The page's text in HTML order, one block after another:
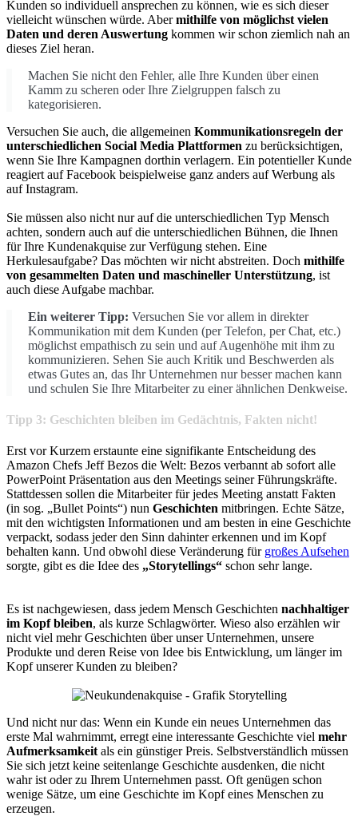
Kunden so individuell ansprechen zu können, wie es sich dieser
vielleicht wünschen würde. Abermithilfe von möglichst vielen
Daten und deren Auswertung kommen wir schon ziemlich nah an
dieses Ziel heran.
Machen Sie nicht den Fehler, alle Ihre Kunden über einen
Kamm zu scheren oder Ihre Zielgruppen falsch zu
kategorisieren.
Versuchen Sie auch, die allgemeinen Kommunikationsregeln der
unterschiedlichen Social Media Plattformen zu berücksichtigen,
wenn Sie Ihre Kampagnen dorthin verlagern. Ein potentieller Kunde
reagiert auf Facebook beispielweise ganz anders auf Werbung als
auf Instagram.
Sie müssen also nicht nur auf die unterschiedlichen Typ Mensch
achten, sondern auch auf die unterschiedlichen Bühnen, die Ihnen
für Ihre Kundenakquise zur Verfügung stehen. Eine
Herkulesaufgabe? Das möchten wir nicht abstreiten. Doch mithilfe
von gesammelten Daten und maschineller Unterstützung, ist
auch diese Aufgabe machbar.
Ein weiterer Tipp: Versuchen Sie vor allem in direkter
Kommunikation mit dem Kunden (per Telefon, per Chat, etc.)
möglichst empathisch zu sein und auf Augenhöhe mit ihm zu
kommunizieren. Sehen Sie auch Kritik und Beschwerden als
etwas Gutes an, das Ihr Unternehmen nur besser machen kann
und schulen Sie Ihre Mitarbeiter zu einer ähnlichen Denkweise.
Tipp 3: Geschichten bleiben im Gedächtnis, Fakten nicht!
Erst vor Kurzem erstaunte eine signifikante Entscheidung des
Amazon Chefs Jeff Bezos die Welt: Bezos verbannt ab sofort alle
PowerPoint Präsentation aus den Meetings seiner Führungskräfte.
Stattdessen sollen die Mitarbeiter für jedes Meeting anstatt Fakten
(in sog. „Bullet Points“) nun Geschichten mitbringen. Echte Sätze,
mit den wichtigsten Informationen und am besten in eine Geschichte
verpackt, sodass jeder den Sinn dahinter erkennen und im Kopf
behalten kann. Und obwohl diese Veränderung für großes Aufsehen
sorgte, gibt es die Idee des „Storytellings“ schon sehr lange.
Es ist nachgewiesen, dass jedem Mensch Geschichten nachhaltiger
im Kopf bleiben, als kurze Schlagwörter. Wieso also erzählen wir
nicht viel mehr Geschichten über unser Unternehmen, unsere
Produkte und deren Reise von Idee bis Entwicklung, um länger im
Kopf unserer Kunden zu bleiben?
Und nicht nur das: Wenn ein Kunde ein neues Unternehmen das
erste Mal wahrnimmt, erregt eine interessante Geschichte viel mehr
Aufmerksamkeit als ein günstiger Preis. Selbstverständlich müssen
Sie sich jetzt keine seitenlange Geschichte ausdenken, die nicht
wahr ist oder zu Ihrem Unternehmen passt. Oft genügen schon
wenige Sätze, um eine Geschichte im Kopf eines Menschen zu
erzeugen.